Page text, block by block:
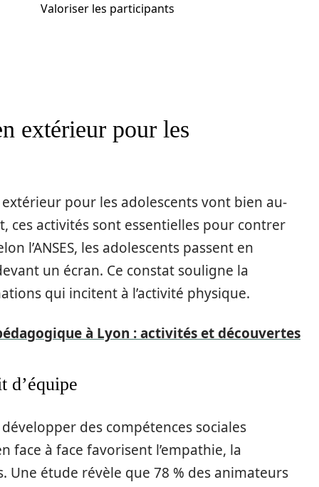
Valoriser les participants
extérieur pour les
pour les adolescents vont bien au-
ces activités sont essentielles pour contrer
l’ANSES, les adolescents passent en
un écran. Ce constat souligne la
qui incitent à l’activité physique.
à Lyon : activités et découvertes
d’équipe
des compétences sociales
face à face favorisent l’empathie, la
étude révèle que 78 % des animateurs